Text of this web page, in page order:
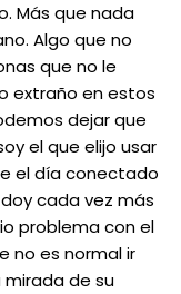
Más que nada
Algo que no
que no le
extraño en estos
dejar que
el que elijo usar
el día conectado
cada vez más
problema con el
no es normal ir
de su